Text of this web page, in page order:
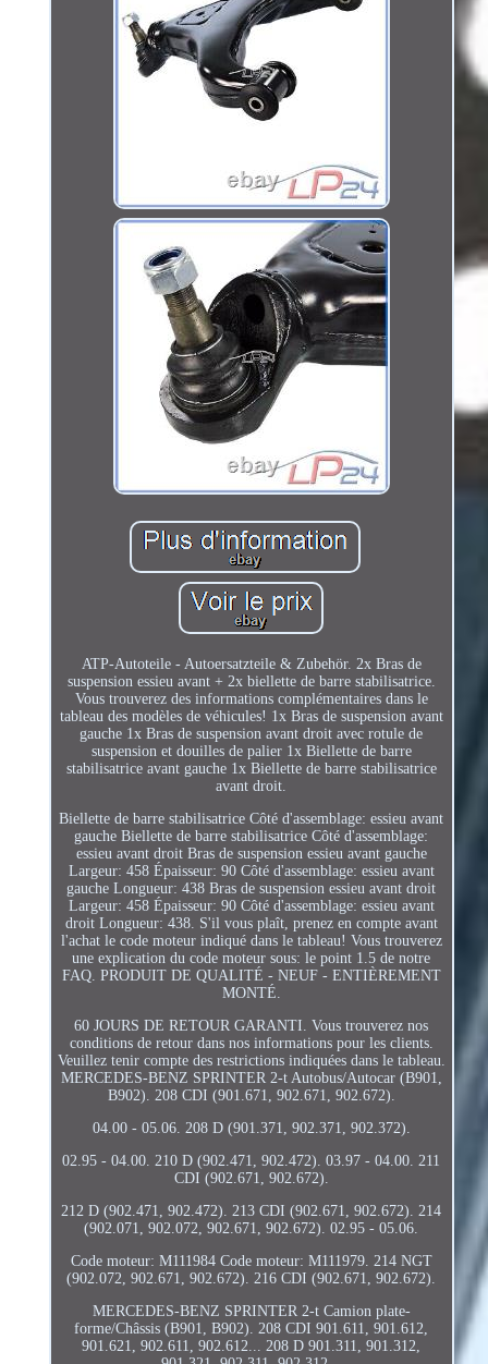
ATP-Autoteile - Autoersatzteile & Zubehör. 2x Bras de
suspension essieu avant + 2x biellette de barre stabilisatrice.
Vous trouverez des informations complémentaires dans le
tableau des modèles de véhicules! 1x Bras de suspension avant
gauche 1x Bras de suspension avant droit avec rotule de
suspension et douilles de palier 1x Biellette de barre
stabilisatrice avant gauche 1x Biellette de barre stabilisatrice
avant droit.
Biellette de barre stabilisatrice Côté d'assemblage: essieu avant
gauche Biellette de barre stabilisatrice Côté d'assemblage:
essieu avant droit Bras de suspension essieu avant gauche
Largeur: 458 Épaisseur: 90 Côté d'assemblage: essieu avant
gauche Longueur: 438 Bras de suspension essieu avant droit
Largeur: 458 Épaisseur: 90 Côté d'assemblage: essieu avant
droit Longueur: 438. S'il vous plaît, prenez en compte avant
l'achat le code moteur indiqué dans le tableau! Vous trouverez
une explication du code moteur sous: le point 1.5 de notre
FAQ. PRODUIT DE QUALITÉ - NEUF - ENTIÈREMENT
MONTÉ.
60 JOURS DE RETOUR GARANTI. Vous trouverez nos
conditions de retour dans nos informations pour les clients.
Veuillez tenir compte des restrictions indiquées dans le tableau.
MERCEDES-BENZ SPRINTER 2-t Autobus/Autocar (B901,
B902). 208 CDI (901.671, 902.671, 902.672).
04.00 - 05.06. 208 D (901.371, 902.371, 902.372).
02.95 - 04.00. 210 D (902.471, 902.472). 03.97 - 04.00. 211
CDI (902.671, 902.672).
212 D (902.471, 902.472). 213 CDI (902.671, 902.672). 214
(902.071, 902.072, 902.671, 902.672). 02.95 - 05.06.
Code moteur: M111984 Code moteur: M111979. 214 NGT
(902.072, 902.671, 902.672). 216 CDI (902.671, 902.672).
MERCEDES-BENZ SPRINTER 2-t Camion plate-
forme/Châssis (B901, B902). 208 CDI 901.611, 901.612,
901.621, 902.611, 902.612... 208 D 901.311, 901.312,